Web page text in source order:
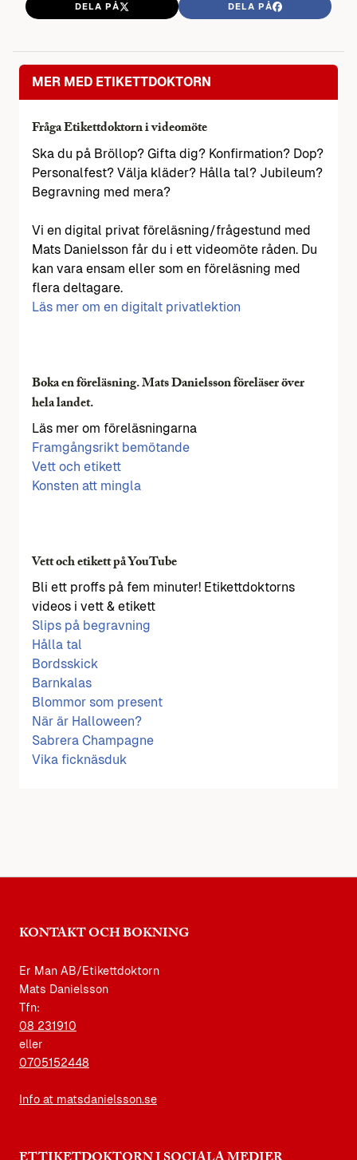
DELA PÅ DELA PÅ
MER MED ETIKETTDOKTORN
Fråga Etikettdoktorn i videomöte
Ska du på Bröllop? Gifta dig? Konfirmation? Dop?
Personalfest? Välja kläder? Hålla tal? Jubileum?
Begravning med mera?
Vi en digital privat föreläsning/frågestund med
Mats Danielsson får du i ett videomöte råden. Du
kan vara ensam eller som en föreläsning med
flera deltagare.
Läs mer om en digitalt privatlektion
Boka en föreläsning. Mats Danielsson föreläser över
hela landet.
Läs mer om föreläsningarna
Framgångsrikt bemötande
Vett och etikett
Konsten att mingla
Vett och etikett på YouTube
Bli ett proffs på fem minuter! Etikettdoktorns
videos i vett & etikett
Slips på begravning
Hålla tal
Bordsskick
Barnkalas
Blommor som present
När är Halloween?
Sabrera Champagne
Vika ficknäsduk
KONTAKT OCH BOKNING
Er Man AB/Etikettdoktorn
Mats Danielsson
Tfn:
08 231910
eller
0705152448
Info at matsdanielsson.se